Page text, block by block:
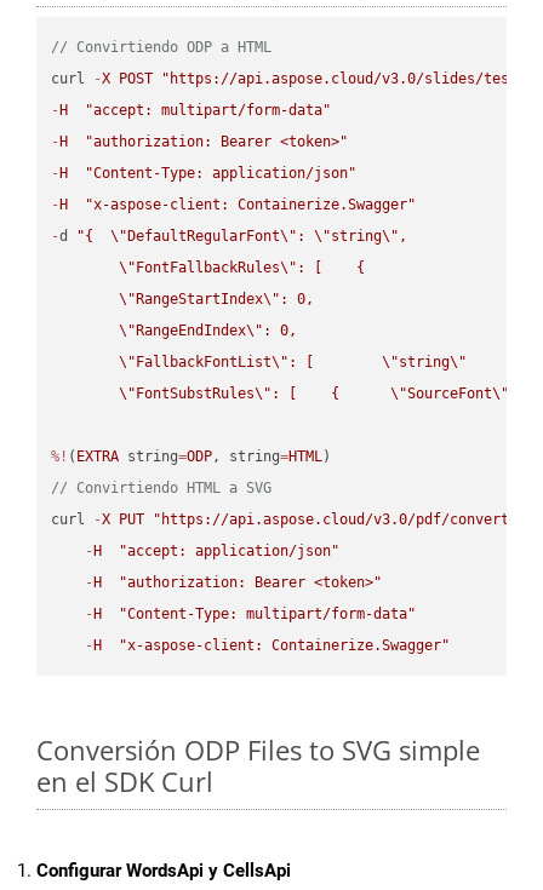
// Convirtiendo ODP a HTML
curl
-X POST
"https://api.aspose.cloud/v3.0/slides/test-
- H
"accept: multipart/form-data"
- H
"authorization: Bearer <token>"
- H
"Content-Type: application/json"
- H
"x-aspose-client: Containerize.Swagger"
-d "{ \" DefaultRegularFont\" : \"string\" ,
\" FontFallbackRules\" : [    {
\" RangeStartIndex\" : 0,
\" RangeEndIndex\" : 0,
\" FallbackFontList\" : [ \"string\"
\" FontSubstRules\" : [    { \"SourceFont\"
%! ( EXTRA string=ODP, string=HTML
// Convirtiendo HTML a SVG
curl
-X PUT
"https://api.aspose.cloud/v3.0/pdf/convert/
- H
"accept: application/json"
- H
"authorization: Bearer <token>"
- H
"Content-Type: multipart/form-data"
- H "x-aspose-client: Containerize.Swagger"
Conversión ODP Files to SVG simple
en el SDK Curl
Configurar WordsApi y CellsApi